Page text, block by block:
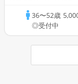
36〜52歳
◎受付中